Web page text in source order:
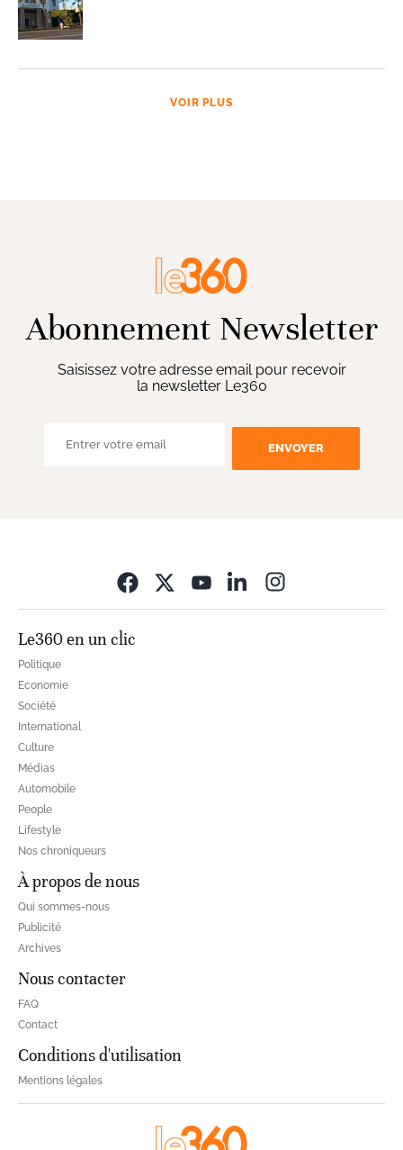
VOIR PLUS
Abonnement Newsletter
Saisissez votre adresse email pour recevoir
la newsletter Le360
ENVOYER
Le360 en un clic
Politique
Economie
Société
International
Culture
Médias
Automobile
People
Lifestyle
Nos chroniqueurs
À propos de nous
Qui sommes-nous
Publicité
Archives
Nous contacter
FAQ
Contact
Conditions d'utilisation
Mentions légales